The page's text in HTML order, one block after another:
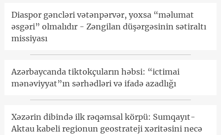
Diaspor gəncləri vətənpərvər, yoxsa “məlumat
əsgəri” olmalıdır - Zəngilan düşərgəsinin sətiraltı
missiyası
Azərbaycanda tiktokçuların həbsi: “ictimai
mənəviyyat”ın sərhədləri və ifadə azadlığı
Xəzərin dibində ilk rəqəmsal körpü: Sumqayıt-
Aktau kabeli regionun geostrateji xəritəsini necə